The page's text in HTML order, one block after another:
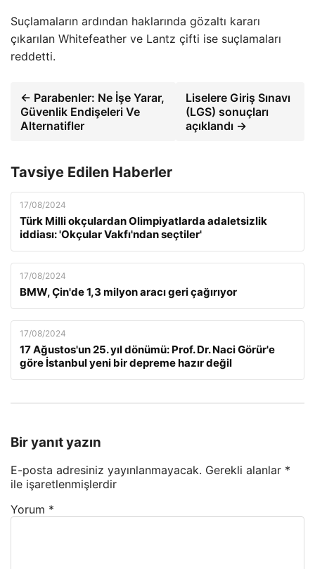
Suçlamaların ardından haklarında gözaltı kararı
çıkarılan Whitefeather ve Lantz çifti ise suçlamaları
reddetti.
← Parabenler: Ne İşe Yarar,
Güvenlik Endişeleri Ve
Alternatifler
Liselere Giriş Sınavı
(LGS) sonuçları
açıklandı →
Tavsiye Edilen Haberler
17/08/2024
Türk Milli okçulardan Olimpiyatlarda adaletsizlik
iddiası: 'Okçular Vakfı'ndan seçtiler'
17/08/2024
BMW, Çin'de 1,3 milyon aracı geri çağırıyor
17/08/2024
17 Ağustos'un 25. yıl dönümü: Prof. Dr. Naci Görür'e
göre İstanbul yeni bir depreme hazır değil
Bir yanıt yazın
E-posta adresiniz yayınlanmayacak. Gerekli alanlar *
ile işaretlenmişlerdir
Yorum *